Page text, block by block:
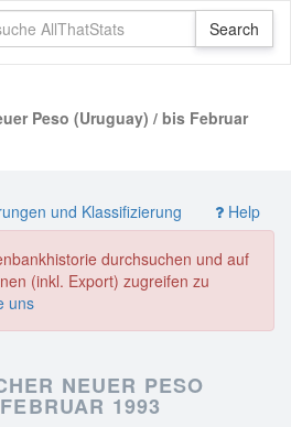
Peso (Uruguay) / bis Februar
und Klassifizierung Help
durchsuchen und auf
(inkl. Export) zugreifen zu
uns
NEUER PESO
1993